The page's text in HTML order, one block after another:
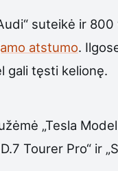
suteikė ir
atstumo.
gali tęsti kelionę.
„Tesla
Tourer Pro“ ir